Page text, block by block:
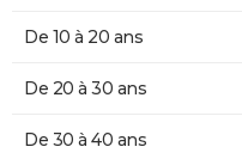
De 10 à 20 ans
De 20 à 30 ans
De 30 à 40 ans